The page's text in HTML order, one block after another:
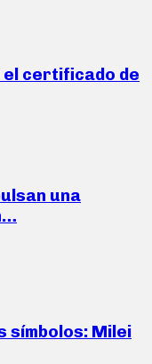
el certificado de
una
símbolos: Milei